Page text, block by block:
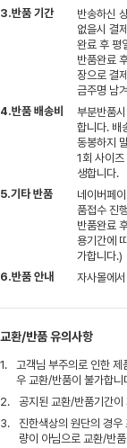
3.반품 기간
반송하신
없을시 결
완료 후 평
반품완료
장으로 결
금주명 남
4.반품 배송비
부분반품
합니다. 배
동봉하지
1회 사이
생합니다.
5.기타 반품
네이버페
품접수 진
반품완료
용기간에
가합니다.)
6.반품 안내
자사몰에
교환/반품 유의사항
1.
고객님 부주의로 인한
우 교환/반품이 불가합니
2.
공지된 교환/반품기간
3.
진한색상의 원단의 경
량이 아님으로 교환/반